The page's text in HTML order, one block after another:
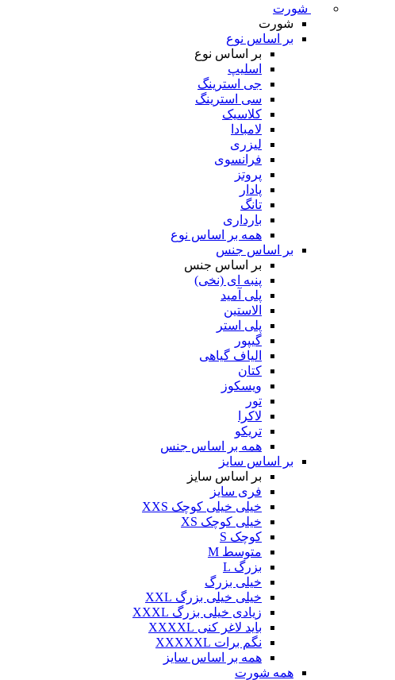
شورت
شورت
بر اساس نوع
بر اساس نوع
اسلیپ
جی استرینگ
سی استرینگ
کلاسیک
لامبادا
لیزری
فرانسوی
پروتز
پادار
تانگ
بارداری
همه بر اساس نوع
بر اساس جنس
بر اساس جنس
پنبه ای (نخی)
پلی آمید
الاستین
پلی استر
گیپور
الیاف گیاهی
کتان
ویسکوز
تور
لاکرا
تریکو
همه بر اساس جنس
بر اساس سایز
بر اساس سایز
فری سایز
خیلی خیلی کوچک XXS
خیلی کوچک XS
کوچک S
متوسط M
بزرگ L
خیلی بزرگ
خیلی خیلی بزرگ XXL
زیادی خیلی بزرگ XXXL
باید لاغر کنی XXXXL
نگم برات XXXXXL
همه بر اساس سایز
همه شورت